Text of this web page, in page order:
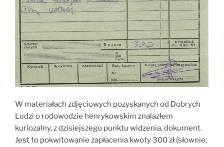
W materiałach zdjęciowych pozyskanych od Dobrych
Ludzi o rodowodzie henrykowskim znalazłem
kuriozalny, z dzisiejszego punktu widzenia, dokument.
Jest to pokwitowanie zapłacenia kwoty 300 zł (słownie;